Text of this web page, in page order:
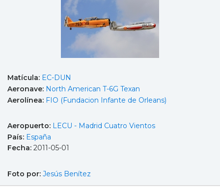
Matícula: EC-DUN
Aeronave: North American T-6G Texan
Aerolínea: FIO (Fundacion Infante de Orleans)
Aeropuerto: LECU - Madrid Cuatro Vientos
País: España
Fecha: 2011-05-01
Foto por: Jesús Benítez